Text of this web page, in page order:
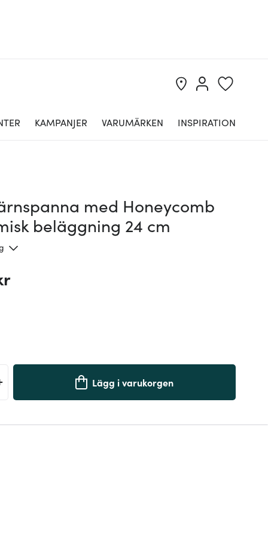
KAMPANJER VARUMÄRKEN INSPIRATION
med Honeycomb
beläggning 24 cm
Lägg i varukorgen